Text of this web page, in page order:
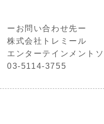
ーお問い合わせ先ー
株式会社トレミール
エンターテインメント
03-5114-3755